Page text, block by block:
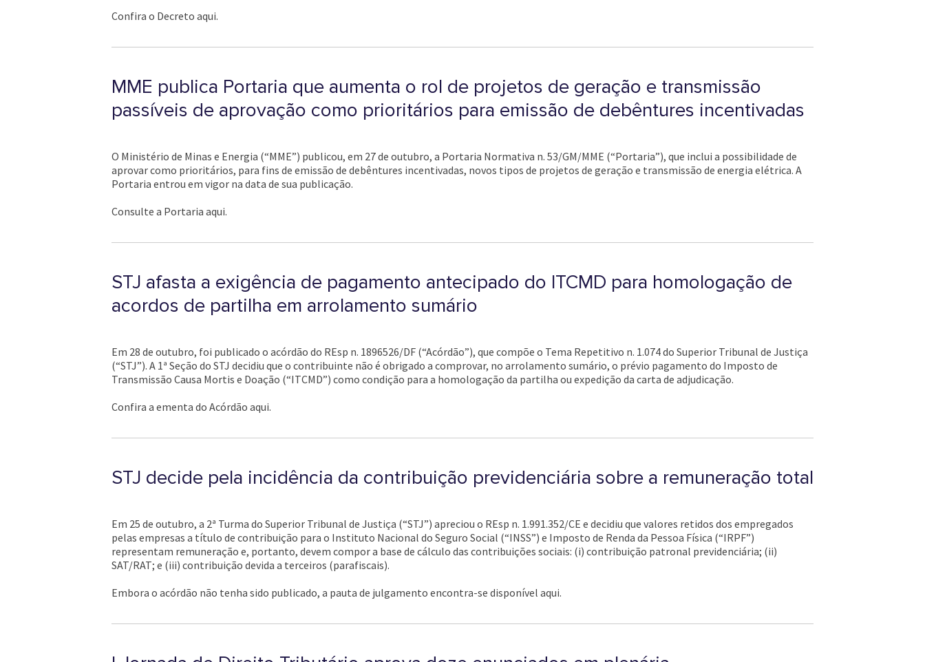
Confira o Decreto aqui.
MME publica Portaria que aumenta o rol de projetos de geração e transmissão
passíveis de aprovação como prioritários para emissão de debêntures incentivadas
O Ministério de Minas e Energia (“MME”) publicou, em 27 de outubro, a Portaria Normativa n. 53/GM/MME (“Portaria”), que inclui a possibilidade de
aprovar como prioritários, para fins de emissão de debêntures incentivadas, novos tipos de projetos de geração e transmissão de energia elétrica. A
Portaria entrou em vigor na data de sua publicação.
Consulte a Portaria aqui.
STJ afasta a exigência de pagamento antecipado do ITCMD para homologação de
acordos de partilha em arrolamento sumário
Em 28 de outubro, foi publicado o acórdão do REsp n. 1896526/DF (“Acórdão”), que compõe o Tema Repetitivo n. 1.074 do Superior Tribunal de Justiça
(“STJ”). A 1ª Seção do STJ decidiu que o contribuinte não é obrigado a comprovar, no arrolamento sumário, o prévio pagamento do Imposto de
Transmissão Causa Mortis e Doação (“ITCMD”) como condição para a homologação da partilha ou expedição da carta de adjudicação.
Confira a ementa do Acórdão aqui.
STJ decide pela incidência da contribuição previdenciária sobre a remuneração total
Em 25 de outubro, a 2ª Turma do Superior Tribunal de Justiça (“STJ”) apreciou o REsp n. 1.991.352/CE e decidiu que valores retidos dos empregados
pelas empresas a título de contribuição para o Instituto Nacional do Seguro Social (“INSS”) e Imposto de Renda da Pessoa Física (“IRPF”)
representam remuneração e, portanto, devem compor a base de cálculo das contribuições sociais: (i) contribuição patronal previdenciária; (ii)
SAT/RAT; e (iii) contribuição devida a terceiros (parafiscais).
Embora o acórdão não tenha sido publicado, a pauta de julgamento encontra-se disponível aqui.